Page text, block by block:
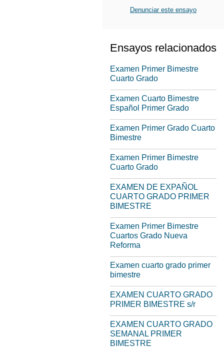
Denunciar este ensayo
Ensayos relacionados
Examen Primer Bimestre
Cuarto Grado
Examen Cuarto Bimestre
Español Primer Grado
Examen Primer Grado Cuarto
Bimestre
Examen Primer Bimestre
Cuarto Grado
EXAMEN DE EXPAÑOL
CUARTO GRADO PRIMER
BIMESTRE
Examen Primer Bimestre
Cuartos Grado Nueva
Reforma
Examen cuarto grado primer
bimestre
EXAMEN CUARTO GRADO
PRIMER BIMESTRE s/r
EXAMEN CUARTO GRADO
SEMANAL PRIMER
BIMESTRE